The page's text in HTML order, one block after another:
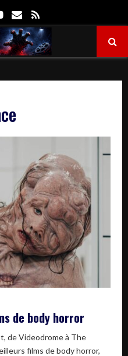
Youtube
Email
de body horror
de Videodrome à The
films de body horror,